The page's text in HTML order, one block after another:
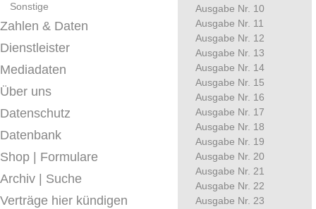
Sonstige
Zahlen & Daten
Dienstleister
Mediadaten
Über uns
Datenschutz
Datenbank
Shop | Formulare
Archiv | Suche
Verträge hier kündigen
Ausgabe Nr. 10
Ausgabe Nr. 11
Ausgabe Nr. 12
Ausgabe Nr. 13
Ausgabe Nr. 14
Ausgabe Nr. 15
Ausgabe Nr. 16
Ausgabe Nr. 17
Ausgabe Nr. 18
Ausgabe Nr. 19
Ausgabe Nr. 20
Ausgabe Nr. 21
Ausgabe Nr. 22
Ausgabe Nr. 23